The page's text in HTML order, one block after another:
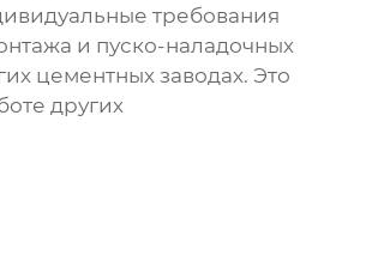
требования
и пуско-наладочных
цементных заводах. Это
других